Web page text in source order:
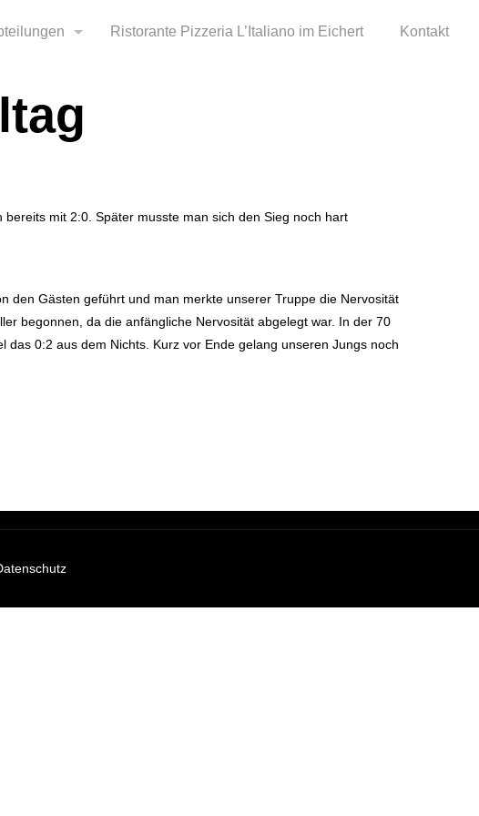
Ristorante Pizzeria L’Italiano im Eichert Kontakt
mit 2:0. Später musste man sich den Sieg noch hart
den Gästen geführt und man merkte unserer Truppe die Nervosität
begonnen, da die anfängliche Nervosität abgelegt war. In der 70
0:2 aus dem Nichts. Kurz vor Ende gelang unseren Jungs noch